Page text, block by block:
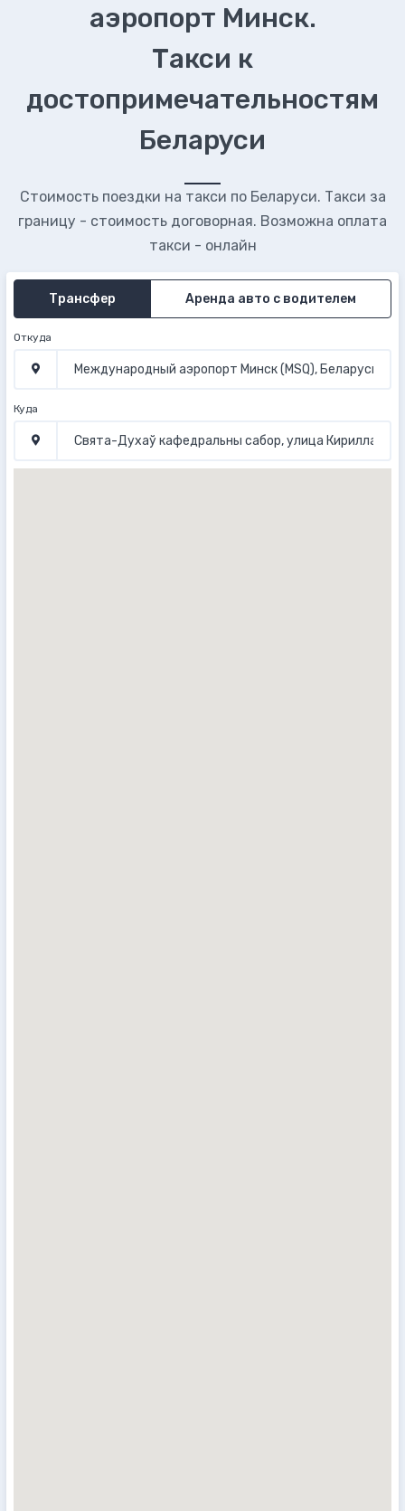
аэропорт Минск.
Такси к
достопримечательностям
Беларуси
Стоимость поездки на такси по Беларуси. Такси за
границу - стоимость договорная. Возможна оплата
такси - онлайн
Трансфер Аренда авто с водителем
Откуда
Куда